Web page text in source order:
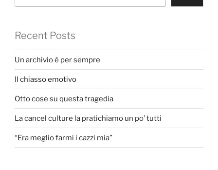
Recent Posts
Un archivio è per sempre
Il chiasso emotivo
Otto cose su questa tragedia
La cancel culture la pratichiamo un po’ tutti
“Era meglio farmi i cazzi mia”